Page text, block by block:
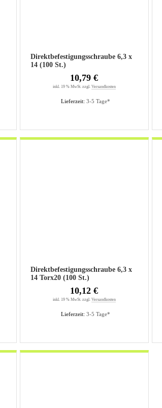
Direktbefestigungsschraube 6,3 x
14 (100 St.)
Lieferzeit: 3-5 Tage*
10,79 €
inkl. 19 % MwSt. zzgl. Versandkosten
Direktbefestigungsschraube 6,3 x
14 Torx20 (100 St.)
Lieferzeit: 3-5 Tage*
10,12 €
inkl. 19 % MwSt. zzgl. Versandkosten